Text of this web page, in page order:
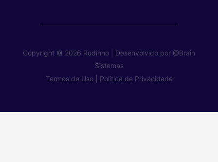
Copyright © 2026 Rudinho | Desenvolvido por @Brain
Sistemas
Termos de Uso |
Política de Privacidade